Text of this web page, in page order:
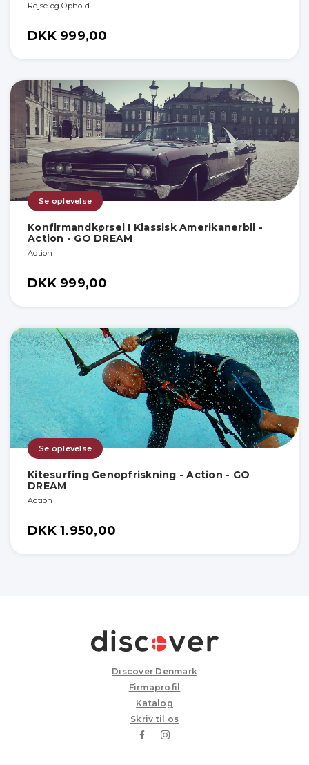
Rejse og Ophold
DKK 999,00
Se oplevelse
Konfirmandkørsel I Klassisk Amerikanerbil -
Action - GO DREAM
Action
DKK 999,00
Se oplevelse
Kitesurfing Genopfriskning - Action - GO
DREAM
Action
DKK 1.950,00
Discover Denmark
Firmaprofil
Katalog
Skriv til os